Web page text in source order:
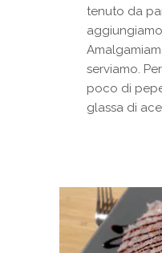
tenuto da
serviamo.
poco di
glassa di